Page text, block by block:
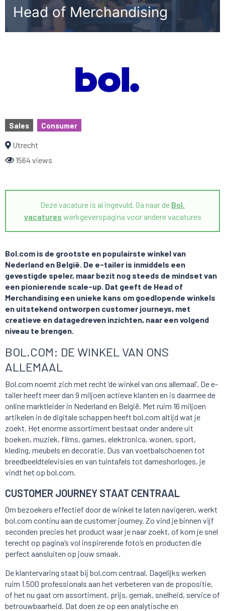
Head of Merchandising
Sales Consumer
Utrecht
1564 views
Deze vacature is al ingevuld. Ga naar de Bol.
vacatures werkgeverspagina voor andere vacatures
Bol.com is de grootste en populairste winkel van
Nederland en België. De e-tailer is inmiddels een
gevestigde speler, maar bezit nog steeds de mindset van
een pionierende scale-up. Dat geeft de Head of
Merchandising een unieke kans om goedlopende winkels
en uitstekend ontworpen customer journeys, met
creatieve en datagedreven inzichten, naar een volgend
niveau te brengen.
BOL.COM: DE WINKEL VAN ONS
ALLEMAAL
Bol.com noemt zich met recht ‘de winkel van ons allemaal’. De e-
tailer heeft meer dan 9 miljoen actieve klanten en is daarmee de
online marktleider in Nederland en België. Met ruim 16 miljoen
artikelen in de digitale schappen heeft bol.com altijd wat je
zoekt. Het enorme assortiment bestaat onder andere uit
boeken, muziek, films, games, elektronica, wonen, sport,
kleding, meubels en decoratie. Dus van voetbalschoenen tot
breedbeeldtelevisies en van tuintafels tot dameshorloges, je
vindt het op bol.com.
CUSTOMER JOURNEY STAAT CENTRAAL
Om bezoekers effectief door de winkel te laten navigeren, werkt
bol.com continu aan de customer journey. Zo vind je binnen vijf
seconden precies het product waar je naar zoekt, of kom je snel
terecht op pagina’s vol inspirerende foto’s en producten die
perfect aansluiten op jouw smaak.
De klantervaring staat bij bol.com centraal. Dagelijks werken
ruim 1.500 professionals aan het verbeteren van de propositie,
of het nu gaat om assortiment, prijs, gemak, snelheid, service of
betrouwbaarheid. Dat doen ze op een analytische en